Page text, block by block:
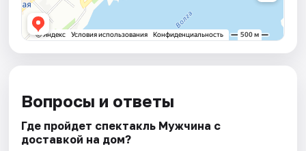
Вопросы и ответы
Где пройдет спектакль Мужчина с
доставкой на дом?